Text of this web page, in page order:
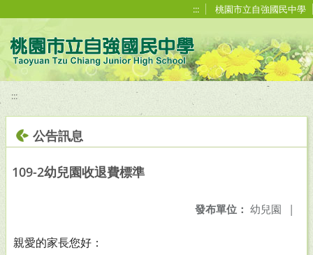
::: 桃園市立自強國民中學
:::
公告訊息
109-2幼兒園收退費標準
發布單位： 幼兒園 |
親愛的家長您好：